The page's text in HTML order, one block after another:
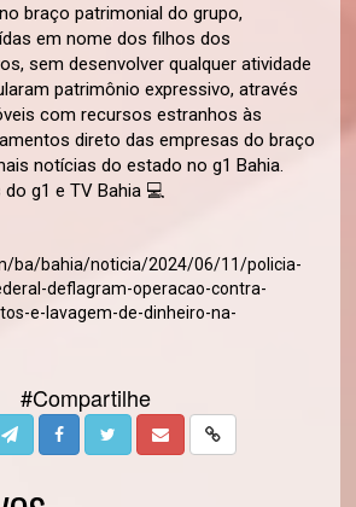
braço patrimonial do grupo,
em nome dos filhos dos
sem desenvolver qualquer atividade
patrimônio expressivo, através
com recursos estranhos às
direto das empresas do braço
notícias do estado no g1 Bahia.
g1 e TV Bahia 💻
ba/bahia/noticia/2024/06/11/policia-
deflagram-operacao-contra-
e-lavagem-de-dinheiro-na-
#Compartilhe